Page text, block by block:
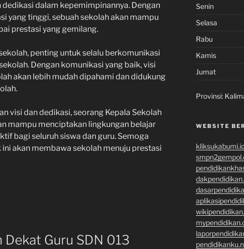
dalam kepemimpinannya. Dengan
yang tinggi, sebuah sekolah akan mampu
prestasi yang gemilang.
penting untuk selalu berkomunikasi
Dengan komunikasi yang baik, visi
akan lebih mudah dipahami dan didukung
visi dan dedikasi, seorang Kepala Sekolah
mampu menciptakan lingkungan belajar
bagi seluruh siswa dan guru. Semoga
akan membawa sekolah menuju prestasi
Dekat Guru SDN 013
Senin
Selasa
Rabu
Kamis
Jumat
Provinsi:
WEBSITE